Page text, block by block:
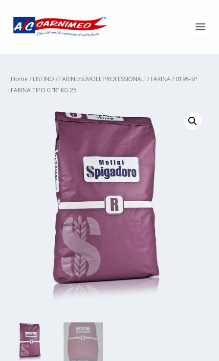
Home / LISTINO / FARINE/SEMOLE PROFESSIONALI / FARINA/ 0195-SP
FARINA TIPO 0 “R” KG 25